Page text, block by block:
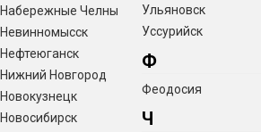
Набережные Челны
Невинномысск
Нефтеюганск
Нижний Новгород
Новокузнецк
Новосибирск
Ульяновск
Уссурийск
Ф
Феодосия
Ч